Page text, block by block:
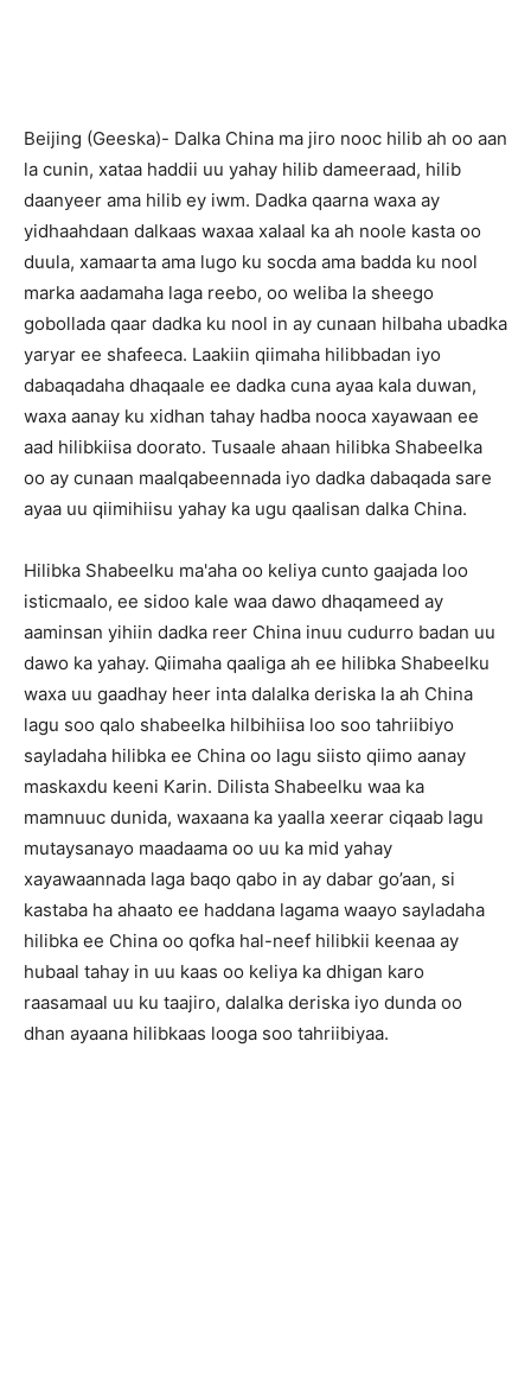
Beijing (Geeska)- Dalka China ma jiro nooc hilib ah oo aan
la cunin, xataa haddii uu yahay hilib dameeraad, hilib
daanyeer ama hilib ey iwm. Dadka qaarna waxa ay
yidhaahdaan dalkaas waxaa xalaal ka ah noole kasta oo
duula, xamaarta ama lugo ku socda ama badda ku nool
marka aadamaha laga reebo, oo weliba la sheego
gobollada qaar dadka ku nool in ay cunaan hilbaha ubadka
yaryar ee shafeeca. Laakiin qiimaha hilibbadan iyo
dabaqadaha dhaqaale ee dadka cuna ayaa kala duwan,
waxa aanay ku xidhan tahay hadba nooca xayawaan ee
aad hilibkiisa doorato. Tusaale ahaan hilibka Shabeelka
oo ay cunaan maalqabeennada iyo dadka dabaqada sare
ayaa uu qiimihiisu yahay ka ugu qaalisan dalka China.
Hilibka Shabeelku ma'aha oo keliya cunto gaajada loo
isticmaalo, ee sidoo kale waa dawo dhaqameed ay
aaminsan yihiin dadka reer China inuu cudurro badan uu
dawo ka yahay. Qiimaha qaaliga ah ee hilibka Shabeelku
waxa uu gaadhay heer inta dalalka deriska la ah China
lagu soo qalo shabeelka hilbihiisa loo soo tahriibiyo
sayladaha hilibka ee China oo lagu siisto qiimo aanay
maskaxdu keeni Karin. Dilista Shabeelku waa ka
mamnuuc dunida, waxaana ka yaalla xeerar ciqaab lagu
mutaysanayo maadaama oo uu ka mid yahay
xayawaannada laga baqo qabo in ay dabar go’aan, si
kastaba ha ahaato ee haddana lagama waayo sayladaha
hilibka ee China oo qofka hal-neef hilibkii keenaa ay
hubaal tahay in uu kaas oo keliya ka dhigan karo
raasamaal uu ku taajiro, dalalka deriska iyo dunda oo
dhan ayaana hilibkaas looga soo tahriibiyaa.